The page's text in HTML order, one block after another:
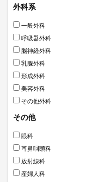
外科系
一般外科
呼吸器外科
脳神経外科
乳腺外科
形成外科
美容外科
その他外科
その他
眼科
耳鼻咽頭科
放射線科
産婦人科